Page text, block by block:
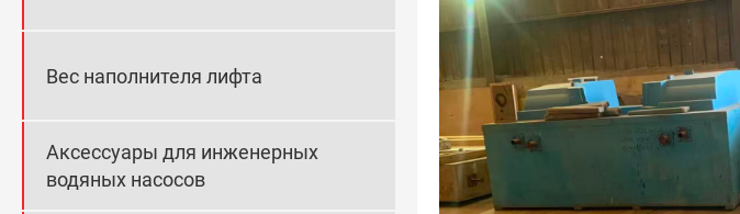
Вес наполнителя лифта
Аксессуары для инженерных
водяных насосов